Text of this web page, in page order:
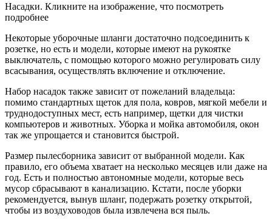
Насадки. Кликните на изображение, что посмотреть
подробнее
Некоторые уборочные шланги достаточно подсоединить к
розетке, но есть и модели, которые имеют на рукоятке
выключатель, с помощью которого можно регулировать силу
всасывания, осуществлять включение и отключение.
Набор насадок также зависит от пожеланий владельца:
помимо стандартных щеток для пола, ковров, мягкой мебели и
труднодоступных мест, есть например, щетки для чистки
компьютеров и животных. Уборка и мойка автомобиля, окон
так же упрощается и становится быстрой.
Размер пылесборника зависит от выбранной модели. Как
правило, его объема хватает на несколько месяцев или даже на
год. Есть и полностью автономные модели, которые весь
мусор сбрасывают в канализацию. Кстати, после уборки
рекомендуется, вынув шланг, подержать розетку открытой,
чтобы из воздуховодов была извлечена вся пыль.